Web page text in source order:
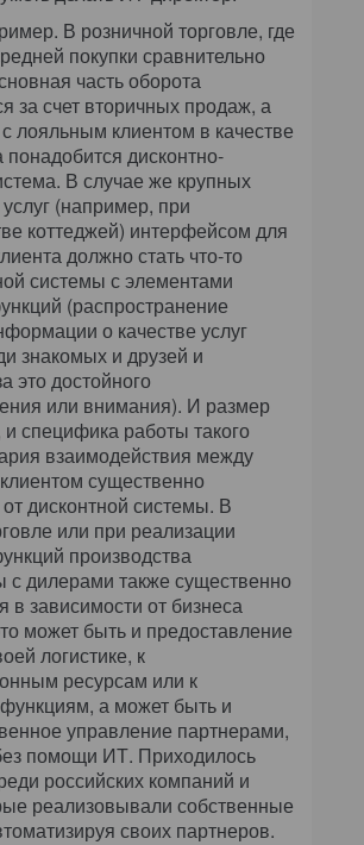
В розничной торговле, где
покупки сравнительно
часть оборота
за счет вторичных продаж, а
лояльным клиентом в качестве
дисконтно-
В случае же крупных
(например, при
коттеджей) интерфейсом для
должно стать что-то
системы с элементами
(распространение
о качестве услуг
знакомых и друзей и
это достойного
или внимания). И размер
специфика работы такого
взаимодействия между
существенно
дисконтной системы. В
или при реализации
производства
с дилерами также существенно
в зависимости от бизнеса
может быть и предоставление
логистике, к
ресурсам или к
а может быть и
управление партнерами,
помощи ИТ. Приходилось
российских компаний и
реализовывали собственные
своих партнеров.